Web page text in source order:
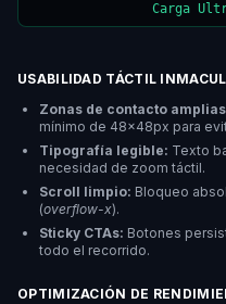
Carga
USABILIDAD TÁCTIL
Zonas de contacto
mínimo de 48x48px para
Tipografía legible: Texto
necesidad de zoom táctil.
Scroll limpio: Bloqueo
(overflow-x).
Sticky CTAs: Botones
todo el recorrido.
OPTIMIZACIÓN DE